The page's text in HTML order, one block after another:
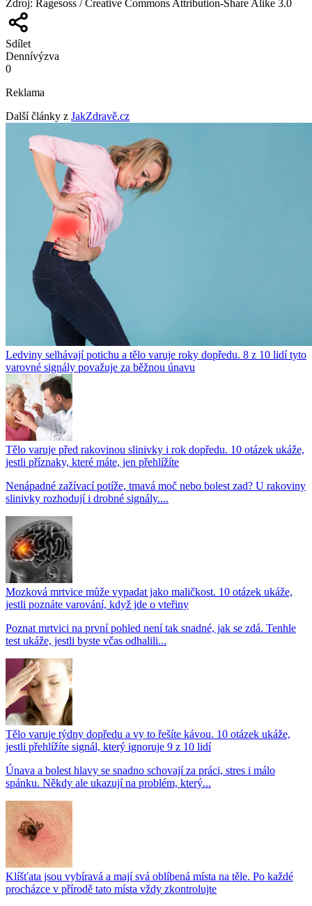
Zdroj: Ragesoss / Creative Commons Attribution-Share Alike 3.0
Sdílet
Dennívýzva
0
Reklama
Další články z JakZdravě.cz
Ledviny selhávají potichu a tělo varuje roky dopředu. 8 z 10 lidí tyto
varovné signály považuje za běžnou únavu
Tělo varuje před rakovinou slinivky i rok dopředu. 10 otázek ukáže,
jestli příznaky, které máte, jen přehlížíte
Nenápadné zažívací potíže, tmavá moč nebo bolest zad? U rakoviny
slinivky rozhodují i drobné signály....
Mozková mrtvice může vypadat jako maličkost. 10 otázek ukáže,
jestli poznáte varování, když jde o vteřiny
Poznat mrtvici na první pohled není tak snadné, jak se zdá. Tenhle
test ukáže, jestli byste včas odhalili...
Tělo varuje týdny dopředu a vy to řešíte kávou. 10 otázek ukáže,
jestli přehlížíte signál, který ignoruje 9 z 10 lidí
Únava a bolest hlavy se snadno schovají za práci, stres i málo
spánku. Někdy ale ukazují na problém, který...
Klíšťata jsou vybíravá a mají svá oblíbená místa na těle. Po každé
procházce v přírodě tato místa vždy zkontrolujte